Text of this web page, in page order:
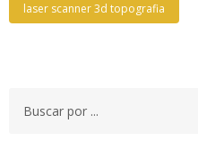
laser scanner 3d topografia